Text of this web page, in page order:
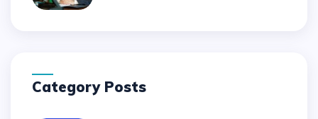
Category Posts